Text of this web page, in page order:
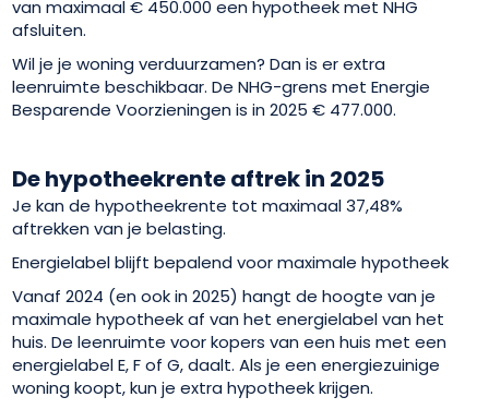
van maximaal € 450.000 een hypotheek met NHG
afsluiten.
Wil je je woning verduurzamen? Dan is er extra
leenruimte beschikbaar. De NHG-grens met Energie
Besparende Voorzieningen is in 2025 € 477.000.
De hypotheekrente aftrek in 2025
Je kan de hypotheekrente tot maximaal 37,48%
aftrekken van je belasting.
Energielabel blijft bepalend voor maximale hypotheek
Vanaf 2024 (en ook in 2025) hangt de hoogte van je
maximale hypotheek af van het energielabel van het
huis. De leenruimte voor kopers van een huis met een
energielabel E, F of G, daalt. Als je een energiezuinige
woning koopt, kun je extra hypotheek krijgen.